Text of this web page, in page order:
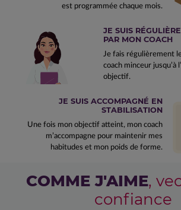
est programmée chaque mois.
JE SUIS
PAR MON COACH
Je fais régulièrement
coach minceur jusqu’à
objectif.
JE SUIS ACCOMPAGNÉ EN
STABILISATION
Une fois mon objectif atteint, mon coach
m’accompagne pour maintenir mes
habitudes et mon poids de forme.
COMME J'AIME,
confiance